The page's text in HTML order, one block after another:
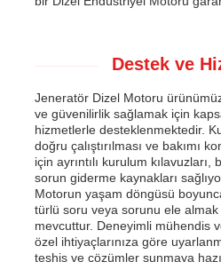
Destek ve
Jeneratör Dizel Motoru
ve güvenilirlik sağlamak için
hizmetlerle desteklenmektedir.
doğru çalıştırılması ve bakımı
için ayrıntılı kurulum kılavuzları,
sorun giderme kaynakları
Motorun yaşam döngüsü
türlü soru veya sorunu ele
mevcuttur. Deneyimli mühendis
özel ihtiyaçlarınıza göre
teşhis ve çözümler sunmaya